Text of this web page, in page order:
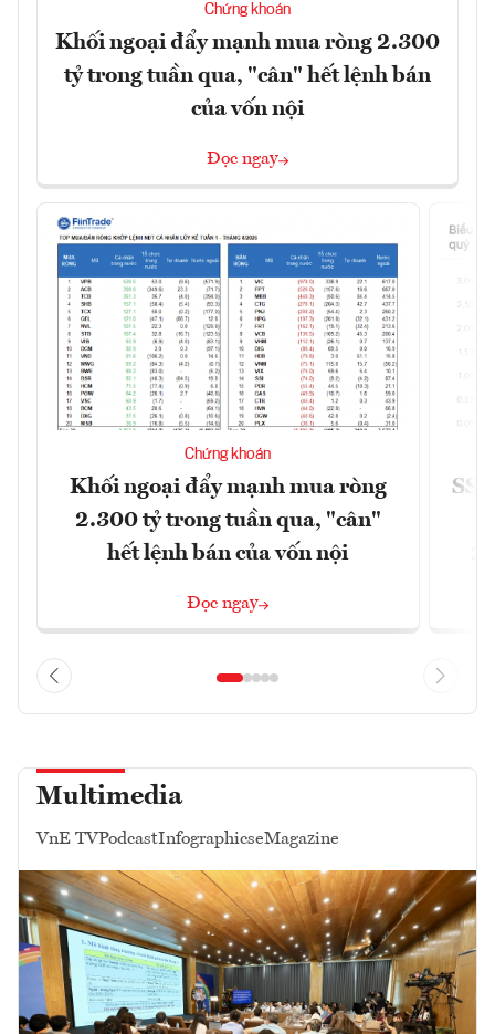
Chứng khoán
Khối ngoại đẩy mạnh mua ròng 2.300
tỷ trong tuần qua, "cân" hết lệnh bán
của vốn nội
Đọc ngay
Chứng khoán
Khối ngoại đẩy mạnh mua ròng
2.300 tỷ trong tuần qua, "cân"
hết lệnh bán của vốn nội
Đọc ngay
SSI
Multimedia
VnE TVPodcastInfographicseMagazine